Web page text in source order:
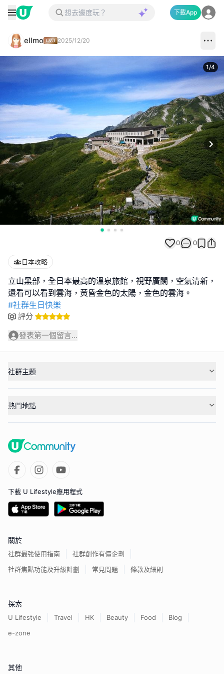
下載App
ellmo 2025/12/20
1/4
0 0
日本攻略
立山黑部，全日本最高的溫泉旅館，視野廣闊，空氣清新，
#社群生日快樂
評分
發表第一個留言...
社群主題
熱門地點
下載 U Lifestyle應用程式
關於
社群最強使用指南
社群創作有價企劃
社群焦點功能及升級計劃
常見問題 條款及細則
探索
U Lifestyle Travel HK Beauty Food
Blog
e-zone
其他